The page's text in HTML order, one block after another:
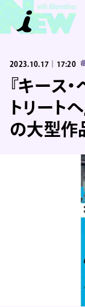
2023.10.17｜17:20
『キース
トリート
の大型作